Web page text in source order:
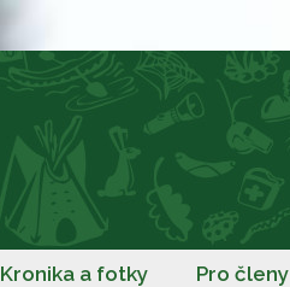
Kronika a fotky Pro členy